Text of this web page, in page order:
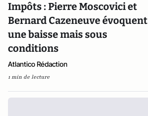
Impôts : Pierre Moscovici et
Bernard Cazeneuve évoquent
une baisse mais sous
conditions
Atlantico Rédaction
1 min de lecture